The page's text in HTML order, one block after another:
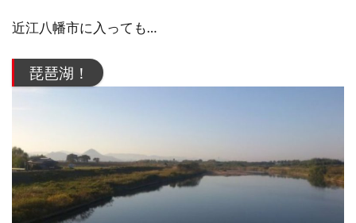
近江八幡市に入っても…
琵琶湖！